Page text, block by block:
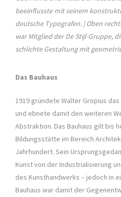
beeinflusste mit seinem
deutsche Typografen. | Oben
war Mitglied der De Stijl-Gruppe,
schlichte Gestaltung mit
Das Bauhaus
1919 gründete Walter Gropius
und ebnete damit den weiteren
Abstraktion. Das Bauhaus gilt bis
Bildungsstätte im Bereich
Jahrhundert. Sein
Kunst von der Industrialisierung
des Kunsthandwerks – jedoch in
Bauhaus war damit der